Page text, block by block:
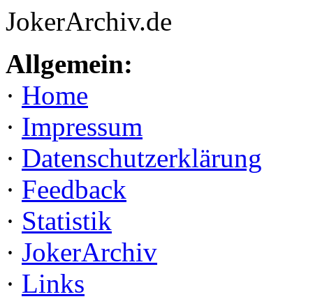
JokerArchiv.de
Allgemein:
· Home
· Impressum
· Datenschutzerklärung
· Feedback
· Statistik
· JokerArchiv
· Links